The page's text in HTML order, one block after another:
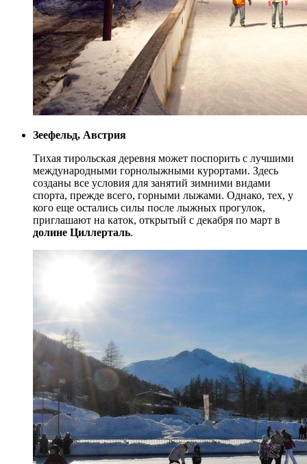
Зеефельд, Австрия
Тихая тирольская деревня может поспорить с лучшими
международными горнолыжными курортами. Здесь
созданы все условия для занятий зимними видами
спорта, прежде всего, горными лыжами. Однако, тех, у
кого еще остались силы после лыжных прогулок,
приглашают на каток, открытый с декабря по март в
долине Циллерталь.